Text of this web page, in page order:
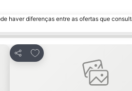
haver diferenças entre as ofertas que
Partilhar
Adicionar aos favoritos